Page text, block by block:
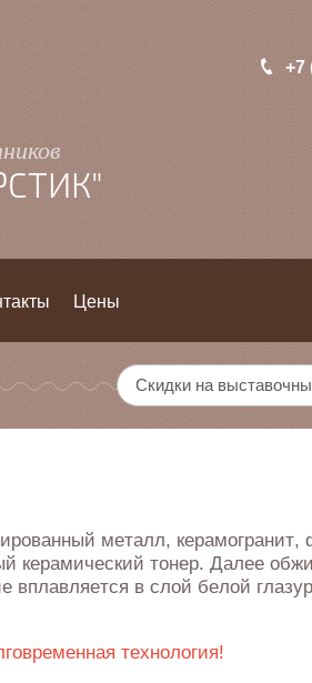
+7
Цены
Скидки на
металл,
керамический тонер. Далее
вплавляется в слой белой
технология!